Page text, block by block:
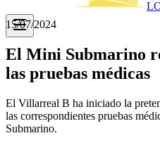
15/07/2024
El Mini Submarino
las pruebas médicas
El Villarreal B ha iniciado la
las correspondientes pruebas
Submarino.